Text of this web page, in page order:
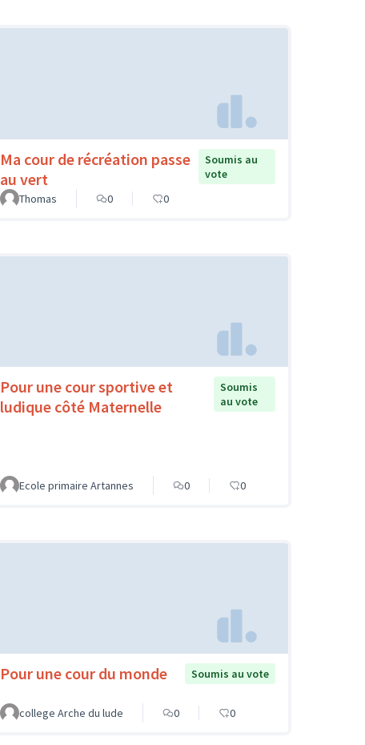
Ma cour de récréation passe
au vert
Soumis au
vote
Thomas
0 0
Pour une cour sportive et
ludique côté Maternelle
Soumis
au vote
Ecole primaire Artannes 0 0
Pour une cour du monde Soumis au vote
college Arche du lude 0 0